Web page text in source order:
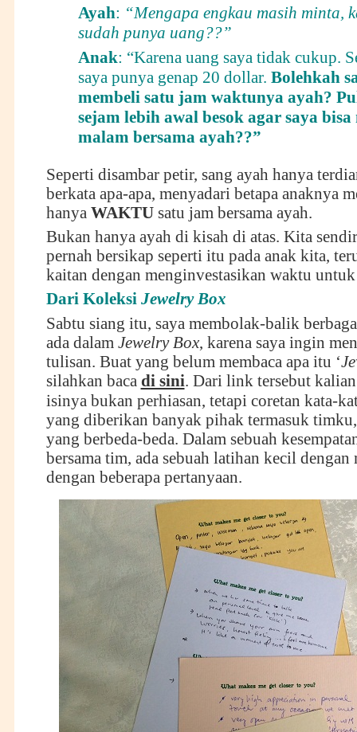
Ayah: “Mengapa engkau masih minta,
sudah punya uang??”
Anak: “Karena uang saya tidak cukup.
saya punya genap 20 dollar. Bolehkah
membeli satu jam waktunya ayah?
sejam lebih awal besok agar saya
malam bersama ayah??”
Seperti disambar petir, sang ayah hanya
berkata apa-apa, menyadari betapa anaknya
hanya WAKTUsatu jam bersama ayah.
Bukan hanya ayah di kisah di atas. Kita
pernah bersikap seperti itu pada anak kita,
kaitan dengan menginvestasikan waktu
Dari Koleksi Jewelry Box
Sabtu siang itu, saya membolak-balik
ada dalam Jewelry Box, karena saya ingin
tulisan. Buat yang belum membaca apa itu ‘
silahkan baca di sini. Dari link tersebut
isinya bukan perhiasan, tetapi coretan kata-
yang diberikan banyak pihak termasuk
yang berbeda-beda. Dalam sebuah
bersama tim, ada sebuah latihan kecil
dengan beberapa pertanyaan.